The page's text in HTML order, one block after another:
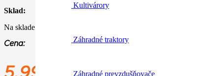
Kultivárory
Záhradné traktory
Záhradné prevzdušňovače
Sklad:
Na sklade
Cena: